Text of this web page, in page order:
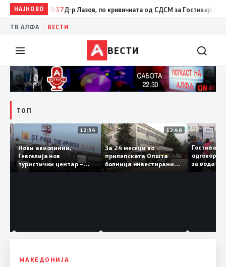
НАЈНОВО
20:37 Д-р Лазов, по кривичната од СДСМ за Гостивар:
ТВ АЛФА ВЕСТИ
ВЕСТИ
ТОП
12:54
Нови авиолинии,
Гевгелија нов
туристички центар –
туризмот останува
12:48
За 24 месеци во
прилепската Општа
болница инвестирани
за
да ја
МАКЕДОНИЈА